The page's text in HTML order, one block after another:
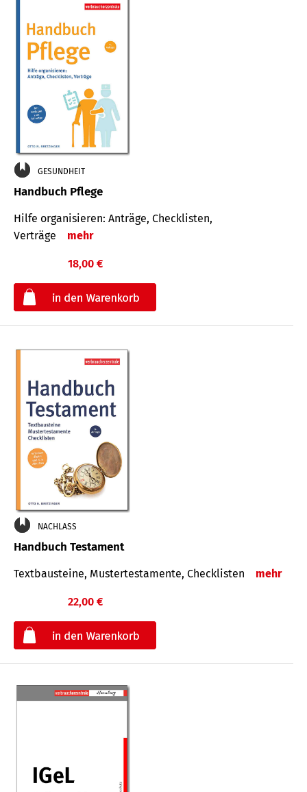
GESUNDHEIT
Handbuch Pflege
Hilfe organisieren: Anträge, Checklisten,
Verträge
mehr
18,00 €
NACHLASS
Handbuch Testament
Textbausteine, Mustertestamente, Checklisten mehr
22,00 €